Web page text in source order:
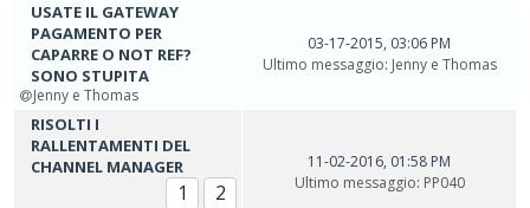
USATE IL GATEWAY
PAGAMENTO PER
CAPARRE O NOT REF?
SONO STUPITA
Jenny e Thomas
03-17-2015, 03:06 PM
Ultimo messaggio: Jenny e Thomas
RISOLTI I
RALLENTAMENTI DEL
CHANNEL MANAGER
1 2
11-02-2016, 01:58 PM
Ultimo messaggio: PP040